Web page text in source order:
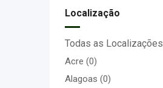
Localização
Todas as Localizações
Acre (0)
Alagoas (0)